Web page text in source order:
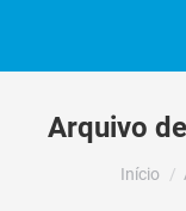
Arquivo
Você
Início